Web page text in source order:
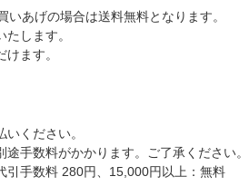
いあげの場合は送料無料となります。
たします。
ます。
いください。
途手数料がかかります。ご了承ください。
引手数料 280円、15,000円以上：無料